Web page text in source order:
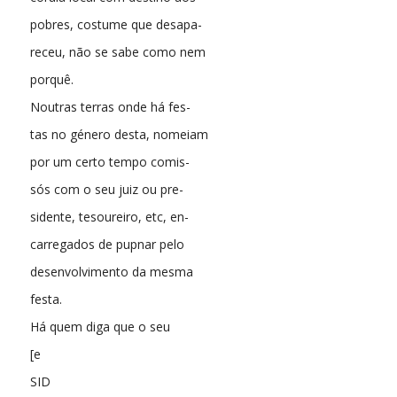
pobres, costume que desapa-
receu, não se sabe como nem
porquê.
Noutras terras onde há fes-
tas no género desta, nomeiam
por um certo tempo comis-
sós com o seu juiz ou pre-
sidente, tesoureiro, etc, en-
carregados de pupnar pelo
desenvolvimento da mesma
festa.
Há quem diga que o seu
[e
SID